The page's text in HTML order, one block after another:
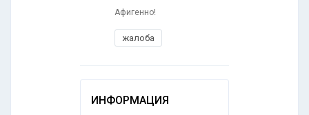
Афигенно!
жалоба
ИНФОРМАЦИЯ